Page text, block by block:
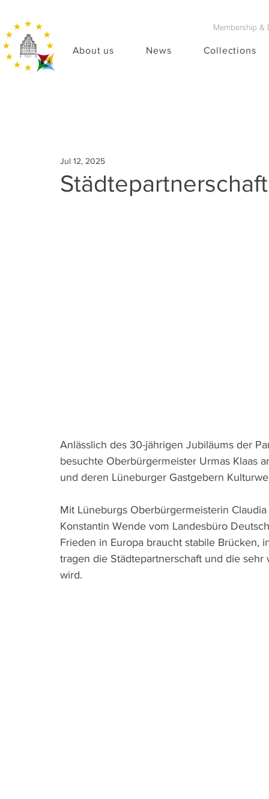
About us News Collections
Membership &
Jul 12, 2025
Anlässlich des 30-jährigen Jubiläums der
besuchte Oberbürgermeister Urmas Klaas
und deren Lüneburger Gastgebern
Mit Lüneburgs Oberbürgermeisterin
Konstantin Wende vom Landesbüro
Frieden in Europa braucht stabile
tragen die Städtepartnerschaft und die
wird.